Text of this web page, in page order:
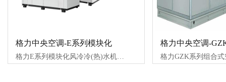
格力中央空调-E系列模块化 格力中央空调-
格力GZK系列组合